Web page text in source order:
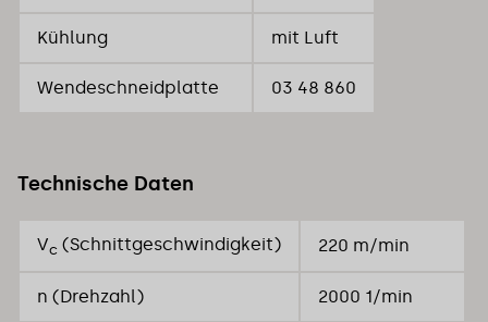
Kühlung mit Luft
Wendeschneidplatte 03 48 860
Technische Daten
Vc (Schnittgeschwindigkeit) 220 m/min
n (Drehzahl) 2000 1/min